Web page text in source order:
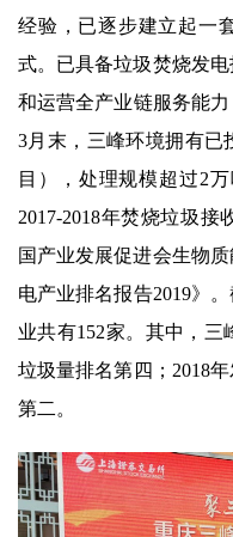
经验，已逐步建立起一
式。已具备垃圾焚烧发
和运营全产业链服务能
3月末，三峰环境拥有已
目），处理规模超过2
2017-2018年焚烧垃圾
国产业发展促进会生物
电产业排名报告2019》
业共有152家。其中，三
垃圾量排名第四；2018
第二。